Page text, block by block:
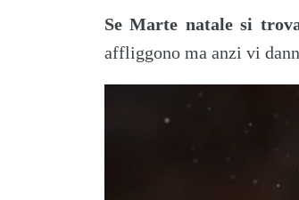
Se Marte natale si
affliggono ma anzi vi